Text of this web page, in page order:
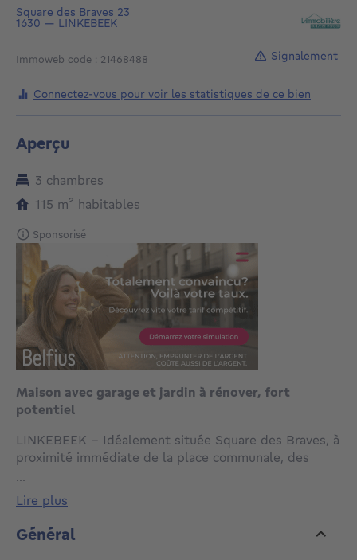
Square des Braves 23
1630 — LINKEBEEK
Immoweb code : 21468488
Connectez-vous pour voir les statistiques de ce bien
Signalement
Aperçu
3 chambres
115 m² mètres carrés
habitables
Sponsorisé
Maison avec garage et jardin à rénover, fort
potentiel
LINKEBEEK – Idéalement située Square des Braves, à
proximité immédiate de la place communale, des
offre un beau potentiel dans un environnement
central et recherché.
Le rez-de-chaussée se compose de deux agréables
...
lire plus
Général